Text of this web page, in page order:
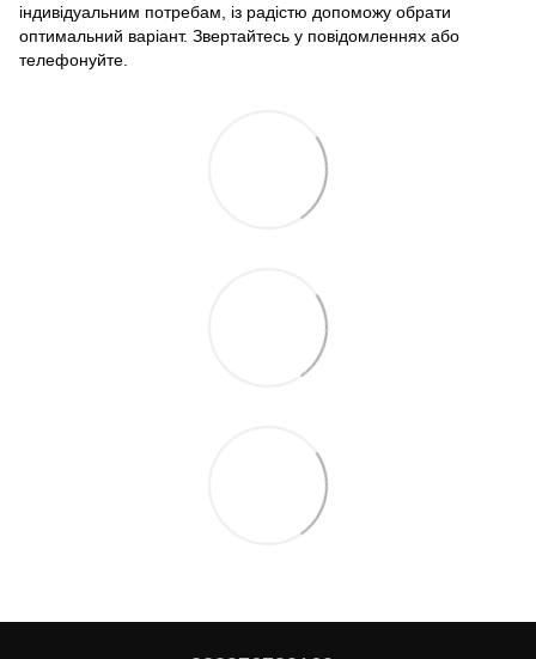
індивідуальним потребам, із радістю допоможу обрати
оптимальний варіант. Звертайтесь у повідомленнях або
телефонуйте.